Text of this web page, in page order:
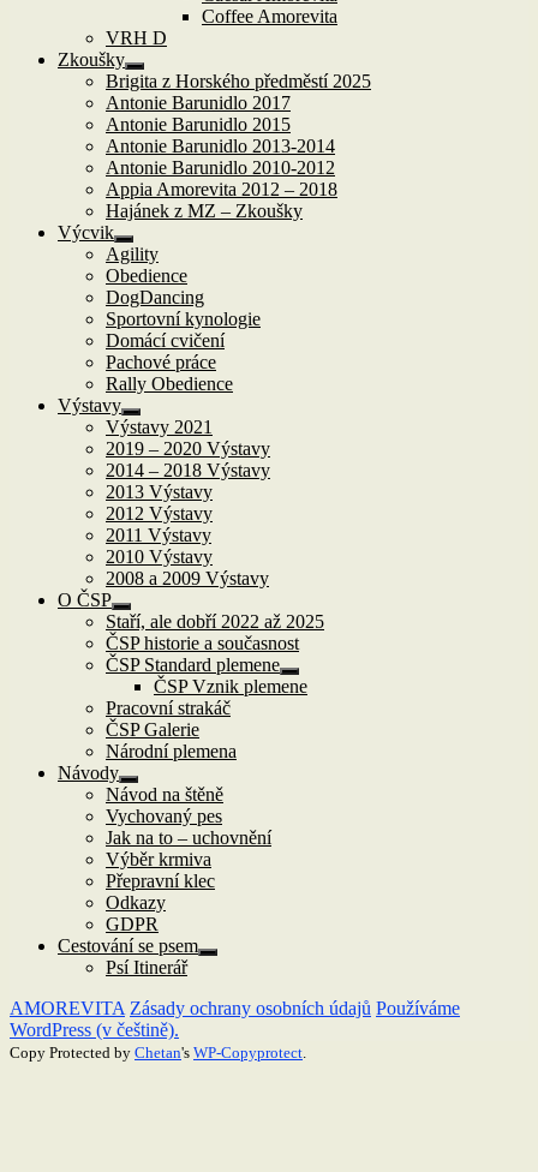
Coffee Amorevita
VRH D
Zkoušky
Zobrazit
podřazené
položky
Brigita z Horského předměstí 2025
Antonie Barunidlo 2017
Antonie Barunidlo 2015
Antonie Barunidlo 2013-2014
Antonie Barunidlo 2010-2012
Appia Amorevita 2012 – 2018
Hajánek z MZ – Zkoušky
Výcvik
Zobrazit
podřazené
položky
Agility
Obedience
DogDancing
Sportovní kynologie
Domácí cvičení
Pachové práce
Rally Obedience
Výstavy
Zobrazit
podřazené
položky
Výstavy 2021
2019 – 2020 Výstavy
2014 – 2018 Výstavy
2013 Výstavy
2012 Výstavy
2011 Výstavy
2010 Výstavy
2008 a 2009 Výstavy
O ČSP
Zobrazit
podřazené
položky
Staří, ale dobří 2022 až 2025
ČSP historie a současnost
ČSP Standard plemene
Zobrazit
podřazené
ČSP Vznik plemene
Pracovní strakáč
ČSP Galerie
Národní plemena
Návody
Zobrazit
podřazené
položky
Návod na štěně
Vychovaný pes
Jak na to – uchovnění
Výběr krmiva
Přepravní klec
Odkazy
GDPR
Cestování se psem
Zobrazit
Psí Itinerář
AMOREVITA Zásady ochrany osobních údajů Používáme
WordPress (v češtině).
Copy Protected by Chetan's WP-Copyprotect.